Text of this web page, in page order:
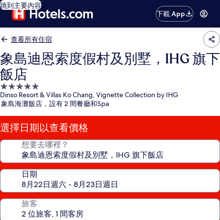
跳到主要內容
下載 App
查看所有住宿
象島迪恩索度假村及別墅，IHG 旗下
飯店
5.0
星
級
住
宿
Dinso Resort & Villas Ko Chang, Vignette Collection by IHG
象島海灘飯店，設有 2 間餐廳和Spa
選擇日期以查看價格
想要去哪裡？
日期
旅客